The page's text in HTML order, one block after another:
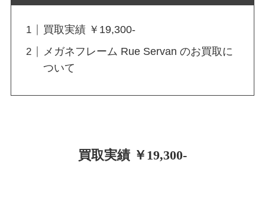
買取実績 ￥19,300-
メガネフレーム Rue Servan のお買取に
ついて
買取実績 ￥19,300-